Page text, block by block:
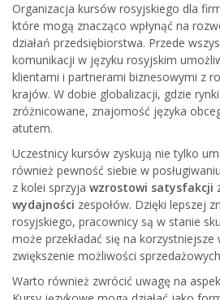
Organizacja kursów rosyjskiego dla
które mogą znacząco wpłynąć na
działań przedsiębiorstwa. Przede
komunikacji w języku rosyjskim
klientami i partnerami biznesowymi z
krajów. W dobie globalizacji, gdzie
zróżnicowane, znajomość języka
atutem.
Uczestnicy kursów zyskują nie tylko
również pewność siebie w
z kolei sprzyja wzrostowi satysfakcji
wydajności zespołów. Dzięki lepszej
rosyjskiego, pracownicy są w stanie
może przekładać się na korzystniejsze
zwiększenie możliwości
Warto również zwrócić uwagę na